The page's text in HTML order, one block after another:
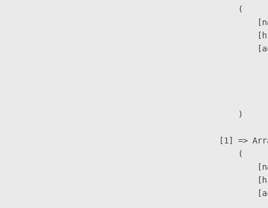
                        (
                        )
[1] =>
                        (